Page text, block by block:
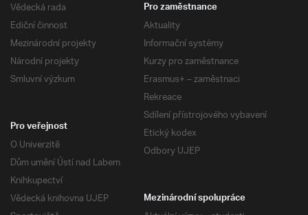
Vědecká rada
Ediční činnost
Mezinárodní projekty
Národní projekty
Smluvní výzkum
Pro zaměstnance
Aktuality
Informační systémy
Kurzy pro zaměstnance
Erasmus+ – zaměstnaci
Rekreace
Sdílení přístrojového vybavení
Etický kodex
Odbory UJEP
Pro veřejnost
O Univerzitě
Dům umění Ústí nad Labem
Knihkupectví
Vědecká knihovna UJEP
Mezinárodní spolupráce